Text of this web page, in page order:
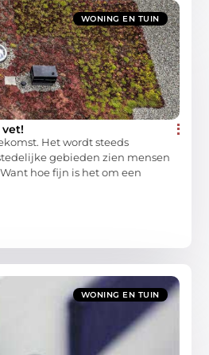
WONING EN TUIN
Het wordt steeds
gebieden zien mensen
hoe fijn is het om een
WONING EN TUIN